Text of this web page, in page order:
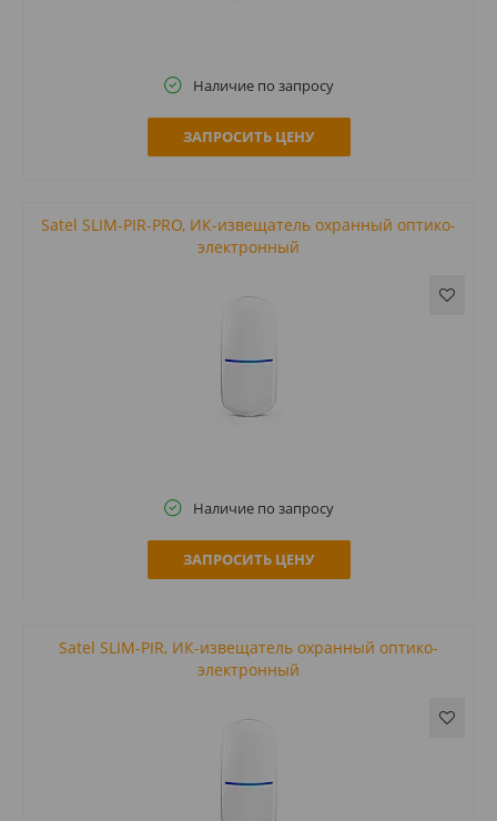
Наличие по запросу
ЗАПРОСИТЬ ЦЕНУ
Satel SLIM-PIR-PRO, ИК-извещатель охранный оптико-
электронный
Наличие по запросу
ЗАПРОСИТЬ ЦЕНУ
Satel SLIM-PIR, ИК-извещатель охранный оптико-
электронный